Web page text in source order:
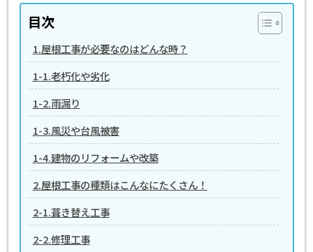
目次
1.屋根工事が必要なのはどんな時？
1-1.老朽化や劣化
1-2.雨漏り
1-3.風災や台風被害
1-4.建物のリフォームや改築
2.屋根工事の種類はこんなにたくさん！
2-1.葺き替え工事
2-2.修理工事